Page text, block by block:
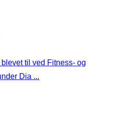
til ved Fitness- og
Dia ...